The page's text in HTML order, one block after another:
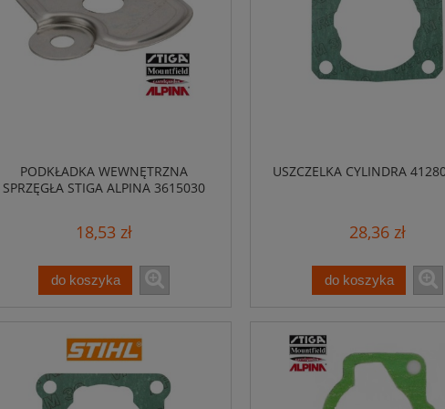
PODKŁADKA WEWNĘTRZNA
SPRZĘGŁA STIGA ALPINA 3615030
18,53 zł
do koszyka
USZCZELKA CYLINDRA
28,36 zł
do koszyka